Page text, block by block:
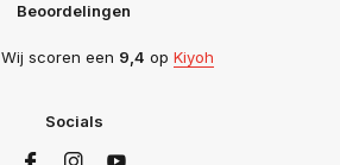
Beoordelingen
Wij scoren een 9,4 op Kiyoh
Socials